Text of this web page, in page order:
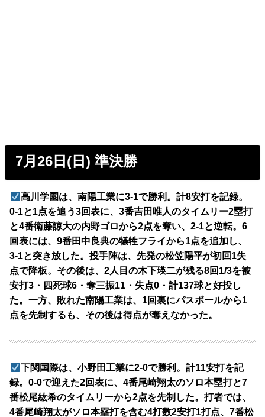
7月26日(日) 準決勝
高川学園は、南陽工業に3-1で勝利。計8安打を記録。
0-1と1点を追う3回表に、3番吉田唯人のタイムリー2塁打
と4番衛藤諒大の内野ゴロから2点を奪い、2-1と逆転。6
回表には、9番田中良典の犠牲フライから1点を追加し、
3-1と突き放した。投手陣は、先発の松笠陽平が初回1失
点で降板。その後は、2人目の木下瑛二が残る8回1/3を被
安打3・四死球6・奪三振11・失点0・計137球と好投し
た。一方、敗れた南陽工業は、1回裏にパスボールから1
点を先制するも、その後は得点が奪えなかった。
下関国際は、小野田工業に2-0で勝利。計11安打を記
録。0-0で迎えた2回表に、4番尾崎翔太のソロ本塁打と7
番松尾紘希のタイムリーから2点を先制した。打者では、
4番尾崎翔太がソロ本塁打を含む4打数2安打1打点、7番松